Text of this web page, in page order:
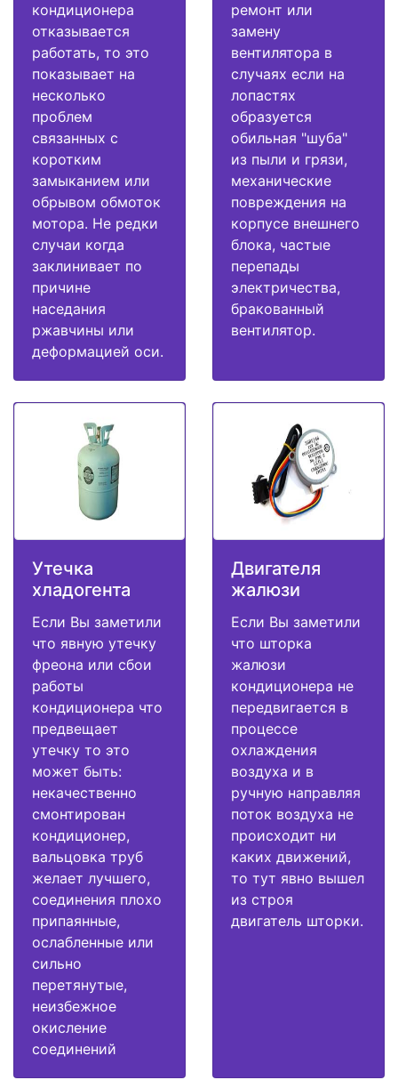
кондиционера
отказывается
работать, то это
показывает на
несколько
проблем
связанных с
коротким
замыканием или
обрывом обмоток
мотора. Не редки
случаи когда
заклинивает по
причине
наседания
ржавчины или
деформацией оси.
ремонт или
замену
вентилятора в
случаях если на
лопастях
образуется
обильная "шуба"
из пыли и грязи,
механические
повреждения на
корпусе внешнего
блока, частые
перепады
электричества,
бракованный
вентилятор.
Утечка
хладогента
Если Вы заметили
что явную утечку
фреона или сбои
работы
кондиционера что
предвещает
утечку то это
может быть:
некачественно
смонтирован
кондиционер,
вальцовка труб
желает лучшего,
соединения плохо
припаянные,
ослабленные или
сильно
перетянутые,
неизбежное
окисление
соединений
Двигателя
жалюзи
Если Вы заметили
что шторка
жалюзи
кондиционера не
передвигается в
процессе
охлаждения
воздуха и в
ручную направляя
поток воздуха не
происходит ни
каких движений,
то тут явно вышел
из строя
двигатель шторки.